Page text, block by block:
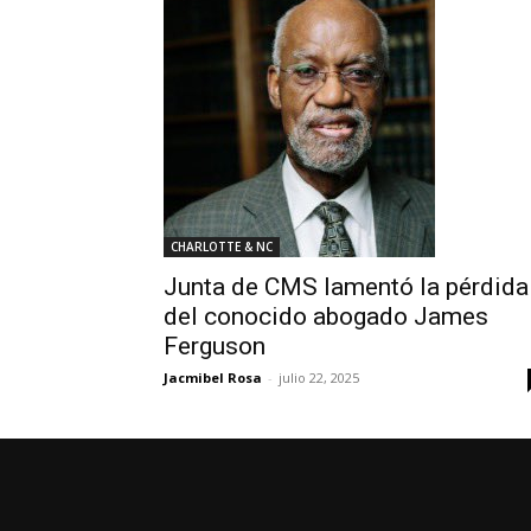
CHARLOTTE & NC
Junta de CMS lamentó la pérdida
del conocido abogado James
Ferguson
Jacmibel Rosa - julio 22, 2025